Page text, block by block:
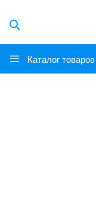
Каталог товаров